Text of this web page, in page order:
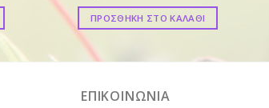
ΠΡΟΣΘΗΚΗ ΣΤΟ ΚΑΛΑΘΙ
ΕΠΙΚΟΙΝΩΝΙΑ